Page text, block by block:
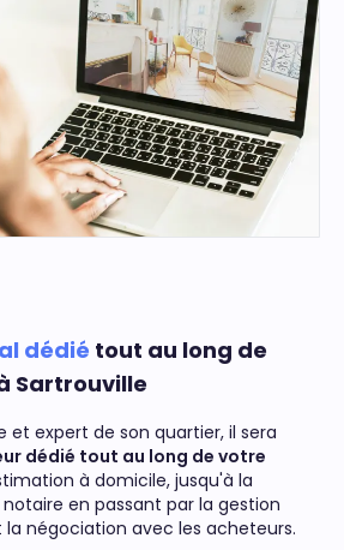
dédié tout au long de
Sartrouville
et expert de son quartier, il sera
dédié tout au long de votre
à domicile, jusqu'à la
en passant par la gestion
négociation avec les acheteurs.